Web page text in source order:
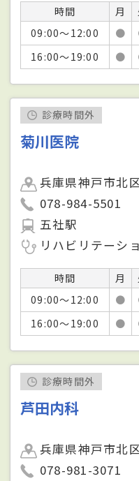
時間 月
09:00～12:00
●
16:00～19:00
●
診療時間外
菊川医院
兵庫県神戸市北
078-984-5501
五社駅
リハビリテーシ
時間 月
09:00～12:00
●
16:00～19:00
●
診療時間外
芦田内科
兵庫県神戸市北
078-981-3071